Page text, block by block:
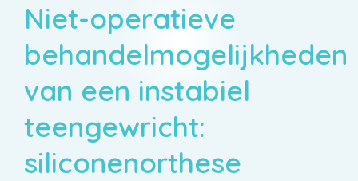
Niet-operatieve
behandelmogelijkheden
van een instabiel
teengewricht:
siliconenorthese